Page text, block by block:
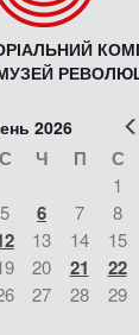
2026
С Ч П С
1
5 6 7 8
13 14 15
20 21 22
27 28 29